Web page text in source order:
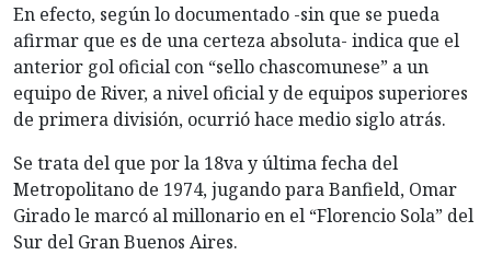
En efecto, según lo documentado -sin que se pueda
afirmar que es de una certeza absoluta- indica que el
anterior gol oficial con “sello chascomunese” a un
equipo de River, a nivel oficial y de equipos superiores
de primera división, ocurrió hace medio siglo atrás.
Se trata del que por la 18va y última fecha del
Metropolitano de 1974, jugando para Banfield, Omar
Girado le marcó al millonario en el “Florencio Sola” del
Sur del Gran Buenos Aires.